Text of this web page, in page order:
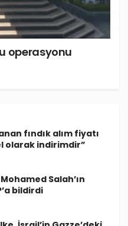
operasyonu
fındık alım fiyatı
olarak indirimdir”
Salah’ın
bildirdi